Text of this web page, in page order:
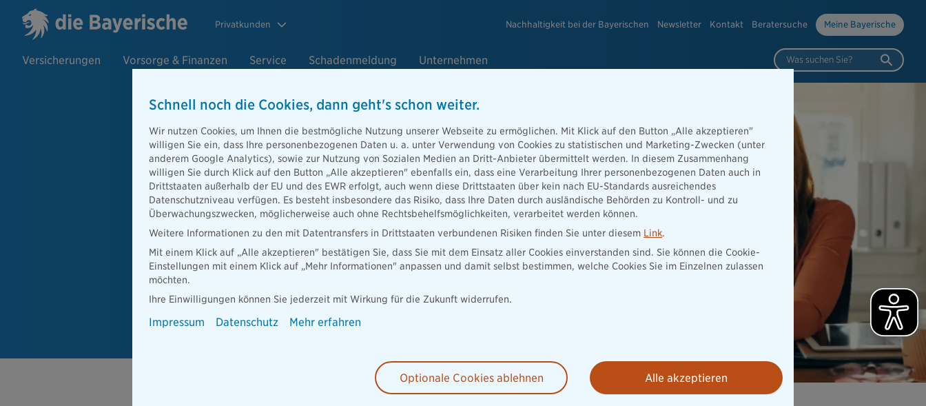
Privatkunden Nachhaltigkeit bei der Bayerischen Newsletter Kontakt Beratersuche Meine Bayerische
Versicherungen Vorsorge & Finanzen Service Schadenmeldung Unternehmen Was suchen Sie?
Hausrat- und Wohngebäude-
Schaden melden
Nutzen Sie einfach unser Online-Formular, um einen
Hausrat- oder Wohngebäude-Schaden zu melden. Wir
kümmern uns!
Alle Angaben digital hinterlegen
Zusammenfassung per E-Mail
Sichere SSL-verschlüsselte Datenübertragung
Schnell noch die Cookies, dann geht's schon weiter.
Wir nutzen Cookies, um Ihnen die bestmögliche Nutzung unserer Webseite zu ermöglichen. Mit Klick auf den Button „Alle akzeptieren"
willigen Sie ein, dass Ihre personenbezogenen Daten u. a. unter Verwendung von Cookies zu statistischen und Marketing-Zwecken (unter
anderem Google Analytics), sowie zur Nutzung von Sozialen Medien an Dritt-Anbieter übermittelt werden. In diesem Zusammenhang
willigen Sie durch Klick auf den Button „Alle akzeptieren" ebenfalls ein, dass eine Verarbeitung Ihrer personenbezogenen Daten auch in
Drittstaaten außerhalb der EU und des EWR erfolgt, auch wenn diese Drittstaaten über kein nach EU-Standards ausreichendes
Datenschutzniveau verfügen. Es besteht insbesondere das Risiko, dass Ihre Daten durch ausländische Behörden zu Kontroll- und zu
Überwachungszwecken, möglicherweise auch ohne Rechtsbehelfsmöglichkeiten, verarbeitet werden können.
Weitere Informationen zu den mit Datentransfers in Drittstaaten verbundenen Risiken finden Sie unter diesem Link.
Mit einem Klick auf „Alle akzeptieren" bestätigen Sie, dass Sie mit dem Einsatz aller Cookies einverstanden sind. Sie können die Cookie-
Einstellungen mit einem Klick auf „Mehr Informationen" anpassen und damit selbst bestimmen, welche Cookies Sie im Einzelnen zulassen
möchten.
Ihre Einwilligungen können Sie jederzeit mit Wirkung für die Zukunft widerrufen.
Impressum Datenschutz Mehr erfahren
Optionale Cookies ablehnen Alle akzeptieren